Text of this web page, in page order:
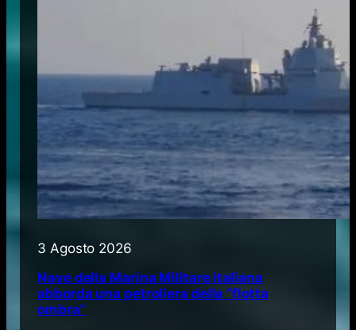
3 Agosto 2026
Nave della Marina Militare italiana
abborda una petroliera della “flotta
ombra”